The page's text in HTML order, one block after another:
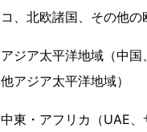
コ、北欧諸国、その他の
アジア太平洋地域（中
他アジア太平洋地域）
中東・アフリカ（UAE、